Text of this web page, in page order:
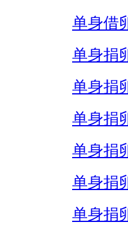
单身借
单身捐
单身捐
单身捐
单身捐
单身捐
单身捐